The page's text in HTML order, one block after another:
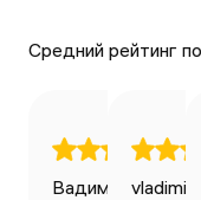
Средний рейтинг
Вадим Ильин
vladimir